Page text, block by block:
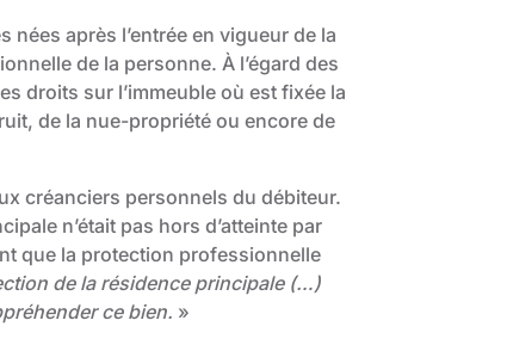
après l’entrée en vigueur de la
de la personne. À l’égard des
droits sur l’immeuble où est fixée la
de la nue-propriété ou encore de
créanciers personnels du débiteur.
n’était pas hors d’atteinte par
que la protection professionnelle
de la résidence principale (…)
ce bien. »